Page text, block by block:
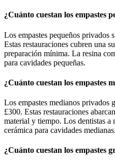
¿Cuánto cuestan los empastes
Los empastes pequeños privados
Estas restauraciones cubren una
preparación mínima. La resina
para cavidades pequeñas.
¿Cuánto cuestan los empastes
Los empastes medianos privados
£300. Estas restauraciones
material y tiempo. Los dentistas
cerámica para cavidades medianas.
¿Cuánto cuestan los empastes